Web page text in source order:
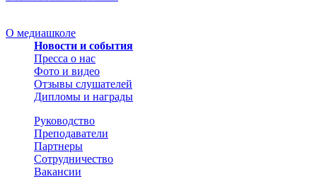
О медиашколе
Новости и события
Пресса о нас
Фото и видео
Отзывы слушателей
Дипломы и награды
Руководство
Преподаватели
Партнеры
Сотрудничество
Вакансии